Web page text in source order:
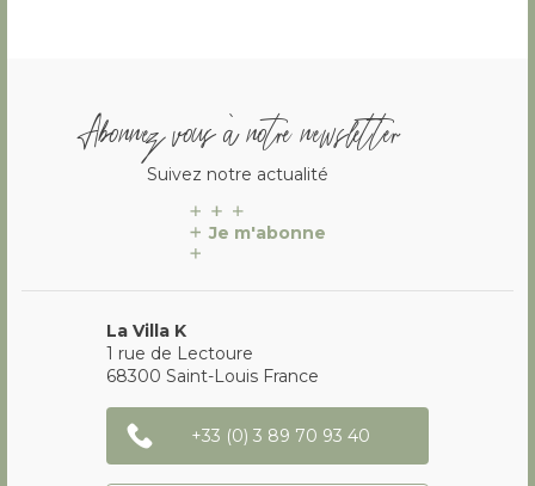
Abonnez vous à notre newsletter
Suivez notre actualité
Je m'abonne
La Villa K
1 rue de Lectoure
68300 Saint-Louis France
+33 (0) 3 89 70 93 40